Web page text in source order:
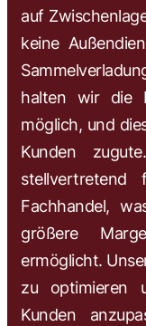
auf
keine
halten wir die
möglich, und
Kunden
stellvertretend
Fachhandel,
größere
ermöglicht.
zu optimieren
Kunden